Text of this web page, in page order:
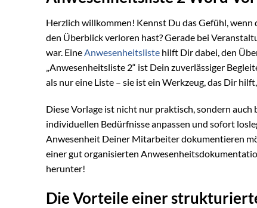
Herzlich willkommen! Kennst Du das Gefühl, wenn
den Überblick verloren hast? Gerade bei
war. Eine Anwesenheitsliste hilft Dir dabei, den
„Anwesenheitsliste 2“ ist Dein zuverlässiger
als nur eine Liste – sie ist ein Werkzeug, das Dir
Diese Vorlage ist nicht nur praktisch, sondern
individuellen Bedürfnisse anpassen und sofort
Anwesenheit Deiner Mitarbeiter dokumentieren
einer gut organisierten
herunter!
Die Vorteile einer